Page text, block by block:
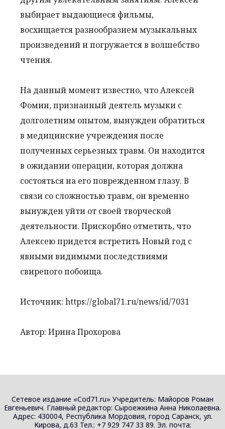
выбирает выдающиеся фильмы,
восхищается разнообразием музыкальных
произведений и погружается в волшебство
чтения.
На данный момент известно, что Алексей
Фомин, признанный деятель музыки с
долголетним опытом, вынужден обратиться
в медицинские учреждения после
полученных серьезных травм. Он находится
в ожидании операции, которая должна
состояться на его поврежденном глазу. В
связи со сложностью травм, он временно
вынужден уйти от своей творческой
деятельности. Прискорбно отметить, что
Алексею придется встретить Новый год с
явными видимыми последствиями
свирепого побоища.
Источник: https://global71.ru/news/id/7031
Автор: Ирина Прохорова
Сетевое издание «Cod71.ru» Учредитель: Майоров Роман
Евгеньевич. Главный редактор: Сыроежкина Анна Николаевна.
Адрес: 430004, Республика Мордовия, город Саранск, ул.
Кирова, д.63 Тел.: +7 929 747 33 89. Эл. почта: